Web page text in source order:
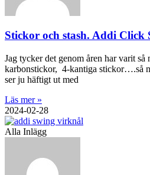
Stickor och stash. Addi Click
Jag tycker det genom åren har varit så
karbonstickor, 4-kantiga stickor….så
ser ju häftigt ut med
Läs mer »
2024-02-28
Alla Inlägg